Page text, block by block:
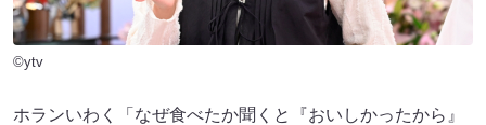
©ytv
ホランいわく「なぜ食べたか聞くと『おいしかったから』